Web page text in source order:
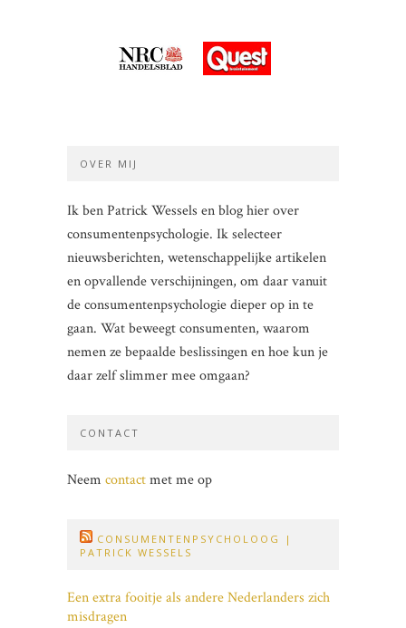
OVER MIJ
Ik ben Patrick Wessels en blog hier over
consumentenpsychologie. Ik selecteer
nieuwsberichten, wetenschappelijke artikelen
en opvallende verschijningen, om daar vanuit
de consumentenpsychologie dieper op in te
gaan. Wat beweegt consumenten, waarom
nemen ze bepaalde beslissingen en hoe kun je
daar zelf slimmer mee omgaan?
CONTACT
Neem contactmet me op
CONSUMENTENPSYCHOLOOG |
PATRICK WESSELS
Een extra fooitje als andere Nederlanders zich
misdragen